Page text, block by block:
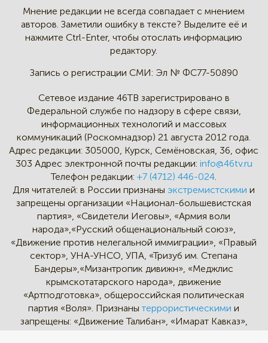
Мнение редакции не всегда совпадает с мнением
авторов. Заметили ошибку в тексте? Выделите её и
нажмите Ctrl-Enter, чтобы отослать информацию
редактору.
Запись о регистрации СМИ: Эл № ФС77-50890
Сетевое издание 46ТВ зарегистрировано в
Федеральной службе по надзору в сфере связи,
информационных технологий и массовых
коммуникаций (Роскомнадзор) 21 августа 2012 года.
Адрес редакции: 305000, Курск, Семёновская, 36, офис
303 Адрес электронной почты редакции: info@46tv.ru
Телефон редакции: +7 (4712) 446-024
Для читателей: в России признаныэкстремистскими и
запрещены организации «Национал-большевистская
партия», «Свидетели Иеговы», «Армия воли
народа»,«Русский общенациональный союз»,
«Движение против нелегальной иммиграции», «Правый
сектор», УНА-УНСО, УПА, «Тризуб им. Степана
Бандеры»,«Мизантропик дивижн», «Меджлис
крымскотатарского народа», движение
«Артподготовка», общероссийская политическая
партия «Воля». Признанытеррористическими и
запрещены: «Движение Талибан», «Имарат Кавказ»,